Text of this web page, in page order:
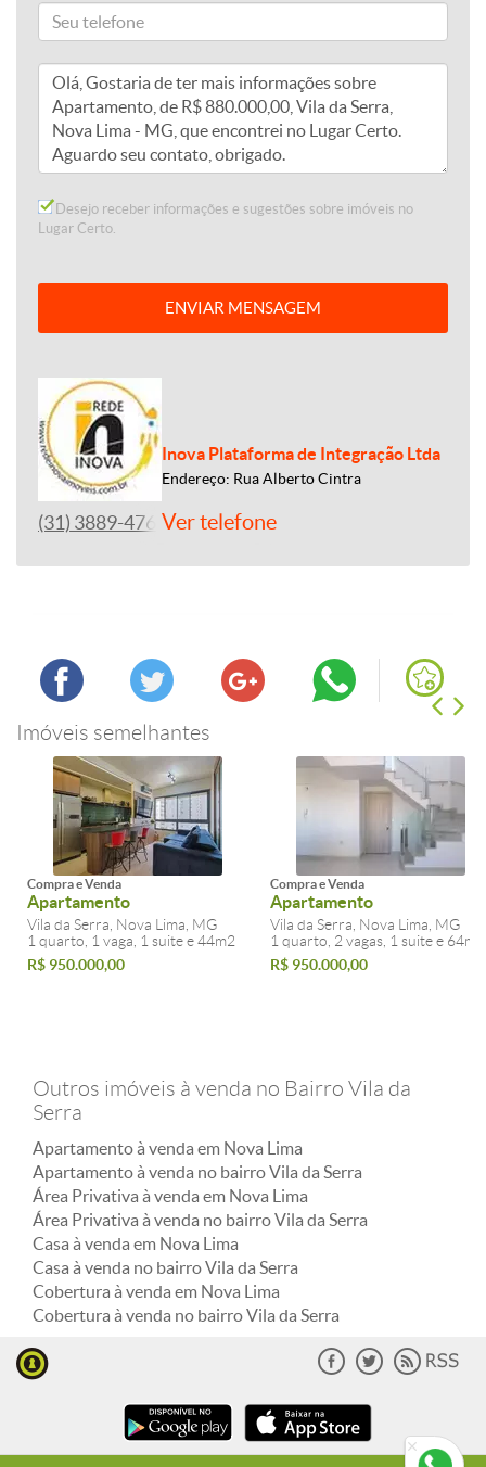
Desejo receber informações e sugestões sobre imóveis no
Lugar Certo.
ENVIAR MENSAGEM
Inova Plataforma de Integração Ltda
Endereço: Rua Alberto Cintra
(31) 3889-4765Ver telefone
Imóveis semelhantes
Compra e Venda
Apartamento
Vila da Serra, Nova Lima, MG
1 quarto, 1 vaga, 1 suite e 44m2
R$ 950.000,00
Compra e Venda
Apartamento
Vila da Serra, Nova Lima, MG
1 quarto, 2 vagas, 1 suite e 64m2
R$ 950.000,00
Outros imóveis à venda no Bairro Vila da
Serra
Apartamento à venda em Nova Lima
Apartamento à venda no bairro Vila da Serra
Área Privativa à venda em Nova Lima
Área Privativa à venda no bairro Vila da Serra
Casa à venda em Nova Lima
Casa à venda no bairro Vila da Serra
Cobertura à venda em Nova Lima
Cobertura à venda no bairro Vila da Serra